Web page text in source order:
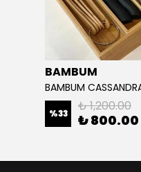
BAMBUM
%33 ₺ 1,200.00
₺ 800.00